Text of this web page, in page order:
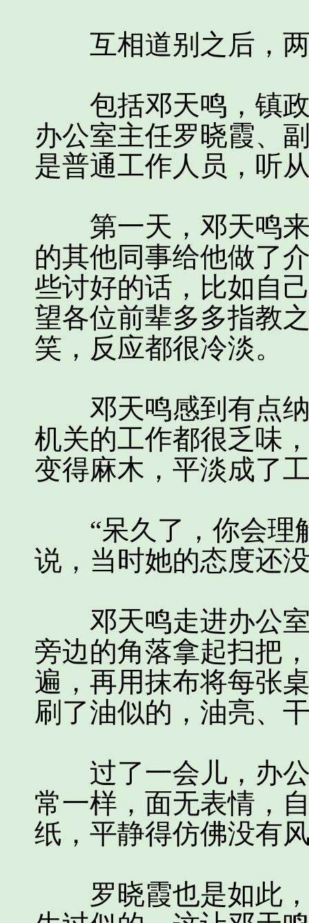
互相道别之后，两
包括邓天鸣，镇政
办公室主任罗晓霞、
是普通工作人员，听
第一天，邓天鸣来
的其他同事给他做了
些讨好的话，比如自
望各位前辈多多指教
笑，反应都很冷淡。
邓天鸣感到有点纳
机关的工作都很乏味
变得麻木，平淡成了
“呆久了，你会理
说，当时她的态度还
邓天鸣走进办公室
旁边的角落拿起扫把
遍，再用抹布将每张
刷了油似的，油亮、
过了一会儿，办公
常一样，面无表情，
纸，平静得仿佛没有
罗晓霞也是如此，